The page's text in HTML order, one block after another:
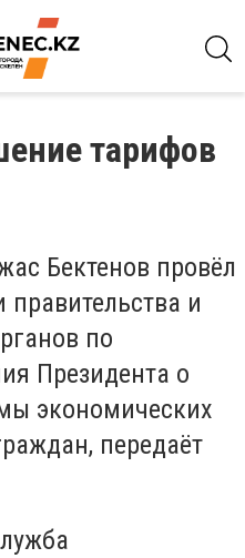
тарифов
Бектенов провёл
и
по
Президента о
экономических
передаёт